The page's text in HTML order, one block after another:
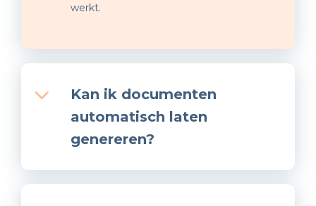
werkt.
Kan ik documenten
automatisch laten
genereren?